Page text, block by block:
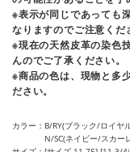
※表示が同じであっても
なりますのでご注意くだ
※現在の天然皮革の染色
んのでご了承ください。
※商品の色は、現物と多
ださい。
カラー
B/RY(ブラック/ロイヤ
N/SC(ネイビー/スカー